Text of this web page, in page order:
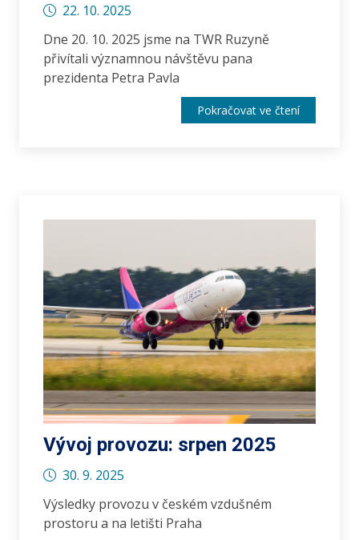
22. 10. 2025
Dne 20. 10. 2025 jsme na TWR Ruzyně
přivítali významnou návštěvu pana
prezidenta Petra Pavla
Pokračovat ve čtení
Vývoj provozu: srpen 2025
30. 9. 2025
Výsledky provozu v českém vzdušném
prostoru a na letišti Praha